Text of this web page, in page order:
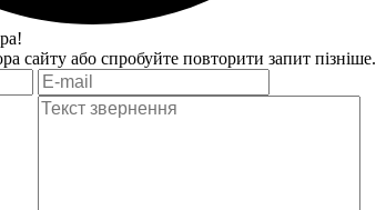
сайту або спробуйте повторити запит пізніше.